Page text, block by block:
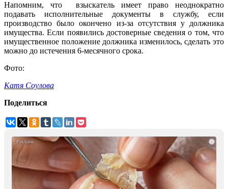
Напомним, что взыскатель имеет право неоднократно
подавать исполнительные документы в службу, если
производство было окончено из-за отсутствия у должника
имущества. Если появились достоверные сведения о том, что
имущественное положение должника изменилось, сделать это
можно до истечения 6-месячного срока.
Фото:
Катя Соулова
Поделиться
i